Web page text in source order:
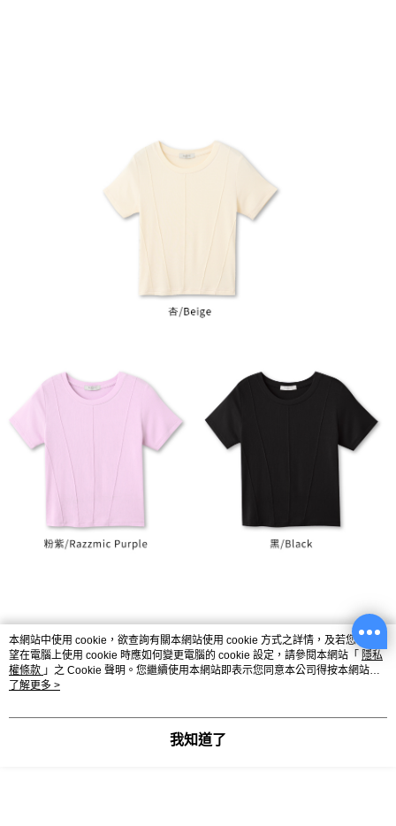
本網站中使用 cookie，欲查詢有關本網站使用 cookie 方式之詳情，及若您不希
望在電腦上使用 cookie 時應如何變更電腦的 cookie 設定，請參閱本網站「 隱私
權條款 」之 Cookie 聲明。您繼續使用本網站即表示您同意本公司得按本網站使
用條款之 Cookie 聲明使用 cookie。
了解更多 >
我知道了